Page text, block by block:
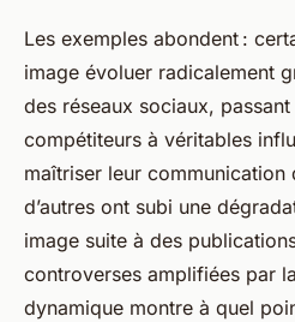
Les exemples abondent :
image évoluer radicalement
des réseaux sociaux,
compétiteurs à véritables
maîtriser leur communication
d’autres ont subi une
image suite à des
controverses amplifiées par
dynamique montre à quel